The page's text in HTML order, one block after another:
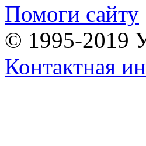
Помоги сайту
© 1995-2019
Контактная